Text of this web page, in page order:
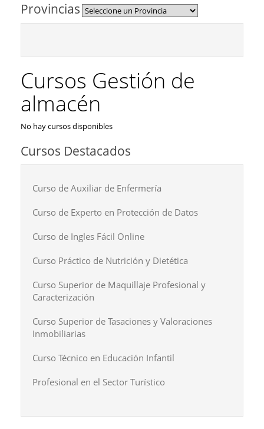
Provincias
Cursos Gestión de
almacén
No hay cursos disponibles
Cursos Destacados
Curso de Auxiliar de Enfermería
Curso de Experto en Protección de Datos
Curso de Ingles Fácil Online
Curso Práctico de Nutrición y Dietética
Curso Superior de Maquillaje Profesional y
Caracterización
Curso Superior de Tasaciones y Valoraciones
Inmobiliarias
Curso Técnico en Educación Infantil
Profesional en el Sector Turístico